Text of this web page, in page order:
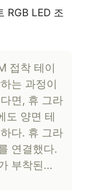
RGB LED 조
접착 테이
는 과정이
면, 휴 그라
도 양면 테
다. 휴 그라
연결했다.
부착된…